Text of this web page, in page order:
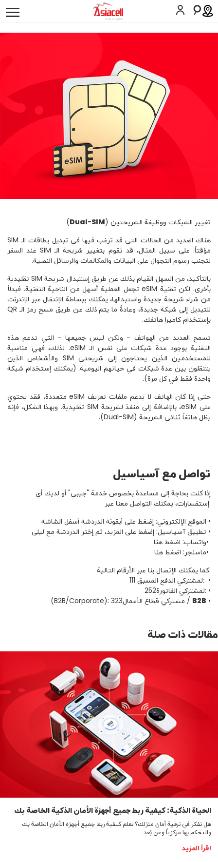
أفرادأعمالي لمحة عن الشركة وظائف المدونات
كوردىEnglish
تغيير الشبكات ووظيفة الشريحتين (Dual-SIM
)
هناك العديد من الحالات التي قد ترغب فيها في تبديل بطاقات الـ SIM
مؤقتاً. على سبيل المثال، قد تقوم بتغيير شريحة الـ SIMعند السفر
لتجنب رسوم التجوال على البيانات والمكالمات والرسائل النصية.
بالتأكيد، من السهل القيام بذلك عن طريق إستبدال شريحة SIMتقليدية
بأخرى. لكن تقنية eSIMتجعل العملية أسهل من الناحية التقنية. فبدلاً
من شراء شريحة جديدة واستبدالها، يمكنك ببساطة الإنتقال عبر الإنترنت
للتبديل إلى شبكة جديدة، وعادةً ما يتم ذلك عن طريق مسح رمز الـ QR
بإستخدام كاميرا هاتفك.
تسمح العديد من الهواتف - ولكن ليس جميعها - التي تدعم هذه
التقنية بوجود عدة شبكات على نفس الـ eSIM. لذلك، فهي مناسبة
للمستخدمين الذين يحتاجون إلى شريحتي SIM والأشخاص الذين
يتنقلون بين عدة شبكات في حياتهم اليومية. (يمكنك إستخدام شبكة
واحدة فقط في كل مرة).
حتى إذا كان الهاتف لا يدعم ملفات تعريف eSIMمتعددة، فقد يحتوي
على eSIM،بالإضافة إلى منفذ لشريحة SIM تقليدية. وبهذا الشكل، فإنه
يظل هاتفاً ثنائي الشريحة (Dual-SIM
).
تواصل مع آسياسيل
إذا كنت بحاجة إلى مساعدة بخصوص خدمة "جيبي" أو لديك أي
إستفسارات، يمكنك التواصل معنا عبر:
• الموقع الإلكتروني: إضغط على أيقونة الدردشة أسفل الشاشة
• تطبيق آسياسيل: إضغط على المزيد، ثم إختر الدردشة مع ليلى
•واتساب: اضغط هنا
•ماسنجر : اضغط هنا
كما يمكنك الإتصال بنا عبر الأرقام التالية:
• لمشتركي الدفع المسبق:
111
• لمشتركي الفاتورة:
252
•
B2B
/
(B2B/Corporate): 323
مقالات ذات صلة
الحياة الذكية: كيفية ربط جميع أجهزة الأمان الذكية الخاصة بك
هل تفكر في ترقية أمان منزلك؟ تعلم كيفية ربط جميع أجهزة الأمان الخاصة بك
والتحكم بها مركزياً وعن بُعد...
اقرأ المزيد